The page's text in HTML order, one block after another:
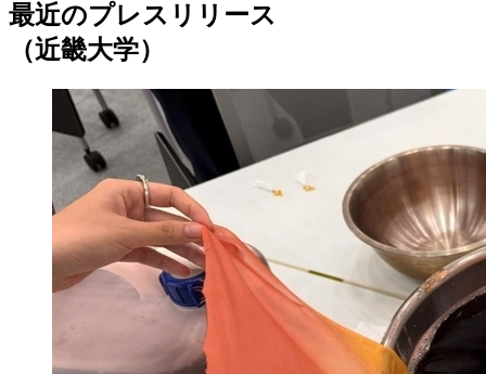
最近のプレスリリース
（近畿大学）